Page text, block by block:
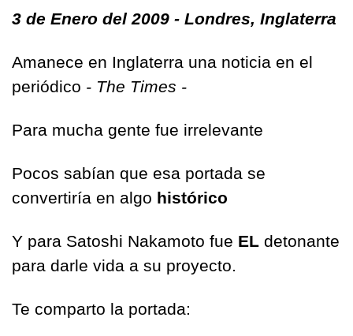
3 de Enero del 2009 - Londres, Inglaterra
Amanece en Inglaterra una noticia en el
periódico - The Times -
Para mucha gente fue irrelevante
Pocos sabían que esa portada se
convertiría en algo histórico
Y para Satoshi Nakamoto fue EL detonante
para darle vida a su proyecto.
Te comparto la portada: